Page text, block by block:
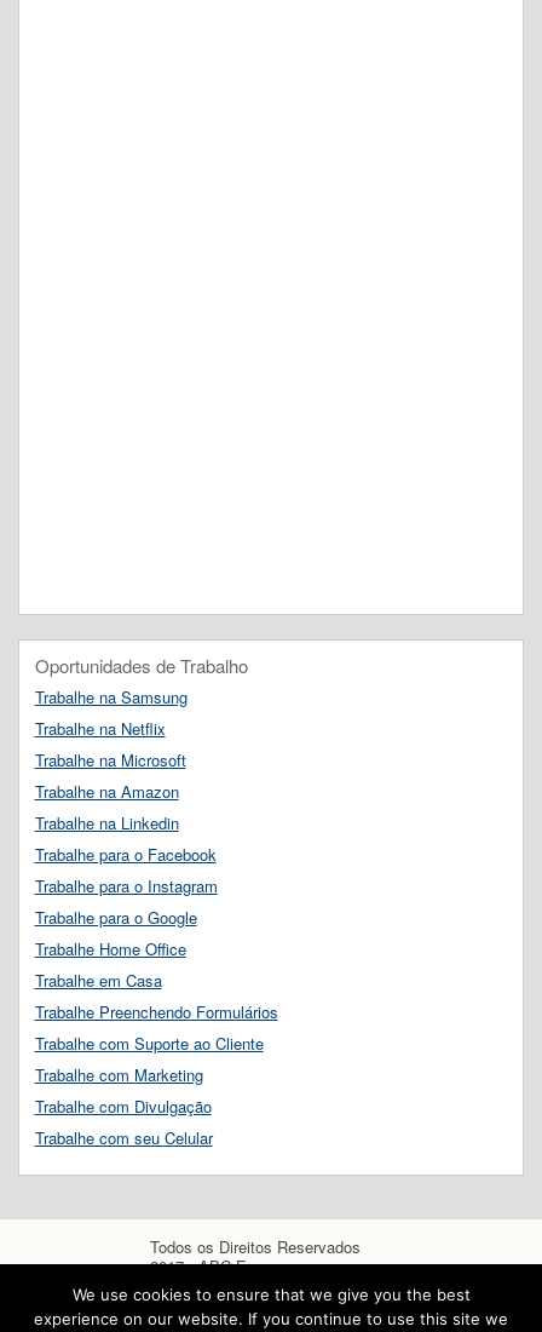
Oportunidades de Trabalho
Trabalhe na Samsung
Trabalhe na Netflix
Trabalhe na Microsoft
Trabalhe na Amazon
Trabalhe na Linkedin
Trabalhe para o Facebook
Trabalhe para o Instagram
Trabalhe para o Google
Trabalhe Home Office
Trabalhe em Casa
Trabalhe Preenchendo Formulários
Trabalhe com Suporte ao Cliente
Trabalhe com Marketing
Trabalhe com Divulgação
Trabalhe com seu Celular
Todos os Direitos Reservados
2017 - ABC Empregos
We use cookies to ensure that we give you the best
experience on our website. If you continue to use this site we